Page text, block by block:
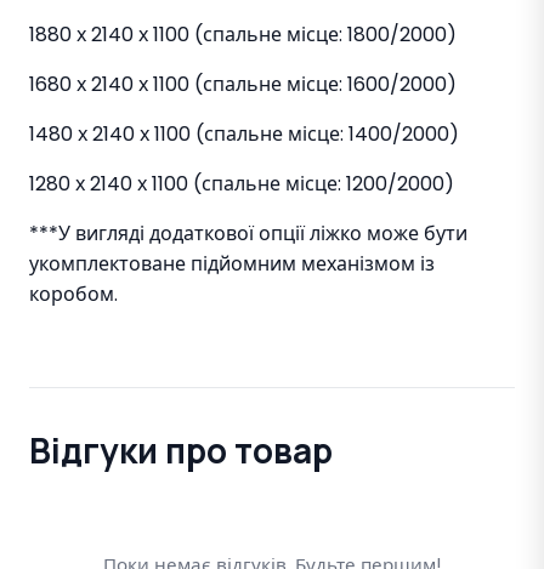
1880 х 2140 х 1100 (спальне місце: 1800/2000)
1680 х 2140 х 1100 (спальне місце: 1600/2000)
1480 х 2140 х 1100 (спальне місце: 1400/2000)
1280 х 2140 х 1100 (спальне місце: 1200/2000)
***У вигляді додаткової опції ліжко може бути
укомплектоване підйомним механізмом із
коробом.
Відгуки про товар